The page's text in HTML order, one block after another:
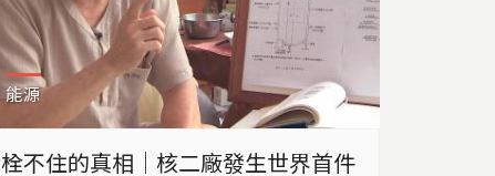
能源
栓不住的真相｜核二廠發生世界首件